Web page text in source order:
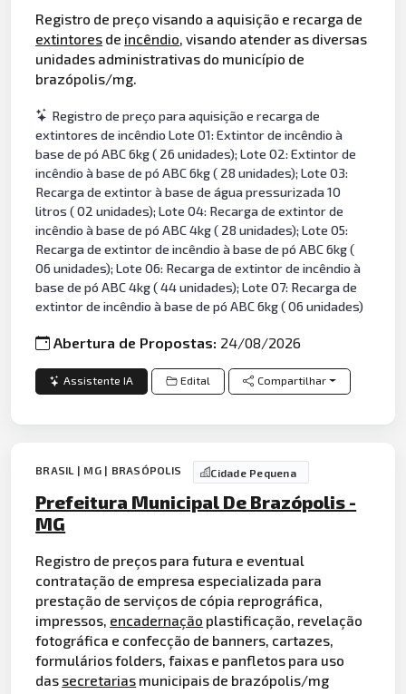
Registro de preço visando a aquisição e recarga de
extintores de incêndio, visando atender as diversas
unidades administrativas do município de
brazópolis/mg.
Registro de preço para aquisição e recarga de
extintores de incêndio Lote 01: Extintor de incêndio à
base de pó ABC 6kg ( 26 unidades); Lote 02: Extintor de
incêndio à base de pó ABC 6kg ( 28 unidades); Lote 03:
Recarga de extintor à base de água pressurizada 10
litros ( 02 unidades); Lote 04: Recarga de extintor de
incêndio à base de pó ABC 4kg ( 28 unidades); Lote 05:
Recarga de extintor de incêndio à base de pó ABC 6kg (
06 unidades); Lote 06: Recarga de extintor de incêndio à
base de pó ABC 4kg ( 44 unidades); Lote 07: Recarga de
extintor de incêndio à base de pó ABC 6kg ( 06 unidades)
Abertura de Propostas: 24/08/2026
Assistente IA Edital Compartilhar
BRASIL | MG | BRASÓPOLIS Cidade Pequena
Prefeitura Municipal De Brazópolis -
MG
Registro de preços para futura e eventual
contratação de empresa especializada para
prestação de serviços de cópia reprográfica,
impressos, encadernação plastificação, revelação
fotográfica e confecção de banners, cartazes,
formulários folders, faixas e panfletos para uso
das secretarias municipais de brazópolis/mg